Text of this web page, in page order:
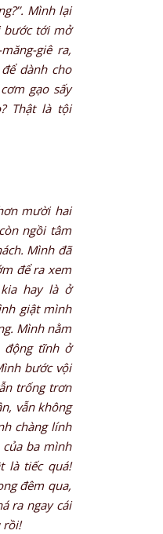
Mình lại
bước tới mở
giê ra,
dành cho
gạo sấy
Thật là tội
mười hai
ngồi tâm
Mình đã
để ra xem
hay là ở
giật mình
Mình nằm
động tĩnh ở
bước vội
trống trơn
vẫn không
chàng lính
ba mình
là tiếc quá!
đêm qua,
ra ngay cái
rồi!